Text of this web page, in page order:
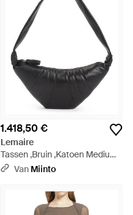
1.418,50 €
Lemaire
Tassen ,Bruin ,Katoen Medium
Croissant Bag - Zwart
Van Miinto